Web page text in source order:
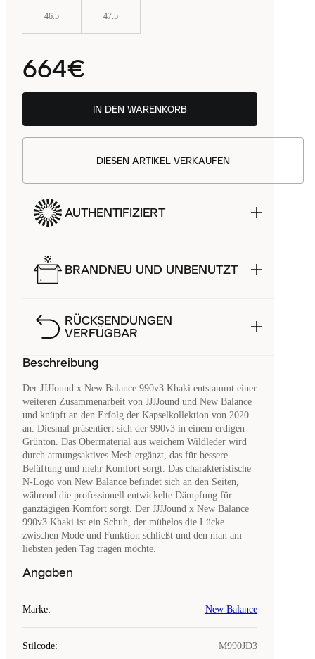
46.5 47.5
664€
IN DEN WARENKORB
DIESEN ARTIKEL VERKAUFEN
AUTHENTIFIZIERT
BRANDNEU UND UNBENUTZT
RÜCKSENDUNGEN
VERFÜGBAR
Beschreibung
Der JJJJound x New Balance 990v3 Khaki entstammt einer
weiteren Zusammenarbeit von JJJJound und New Balance
und knüpft an den Erfolg der Kapselkollektion von 2020
an. Diesmal präsentiert sich der 990v3 in einem erdigen
Grünton. Das Obermaterial aus weichem Wildleder wird
durch atmungsaktives Mesh ergänzt, das für bessere
Belüftung und mehr Komfort sorgt. Das charakteristische
N-Logo von New Balance befindet sich an den Seiten,
während die professionell entwickelte Dämpfung für
ganztägigen Komfort sorgt. Der JJJJound x New Balance
990v3 Khaki ist ein Schuh, der mühelos die Lücke
zwischen Mode und Funktion schließt und den man am
liebsten jeden Tag tragen möchte.
Angaben
Marke: New Balance
Stilcode: M990JD3